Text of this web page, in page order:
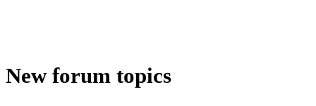
New forum topics